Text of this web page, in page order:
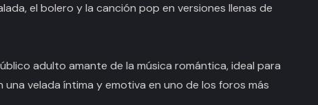
el bolero y la canción pop en versiones llenas de
adulto amante de la música romántica, ideal para
una velada íntima y emotiva en uno de los foros más